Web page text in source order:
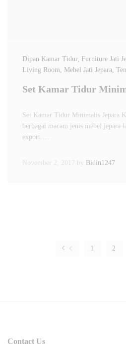
Dipan Kamar Tidur, Furniture Jati
Living Room, Mebel Jati Jepara,
Set Kamar Tidur
Set Kamar Tidur Minimalis Jepara
berbagai macam jenis mebel jepara
export.…
November 2, 2017 by Bidin1247
1 2
Contact Us